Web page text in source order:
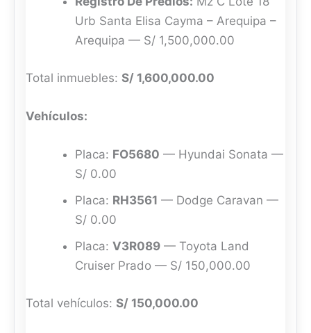
Urb Santa Elisa Cayma – Arequipa –
Arequipa — S/ 1,500,000.00
Total inmuebles: S/ 1,600,000.00
Vehículos:
Placa: FO5680 — Hyundai Sonata —
S/ 0.00
Placa: RH3561 — Dodge Caravan —
S/ 0.00
Placa: V3R089 — Toyota Land
Cruiser Prado — S/ 150,000.00
Total vehículos: S/ 150,000.00